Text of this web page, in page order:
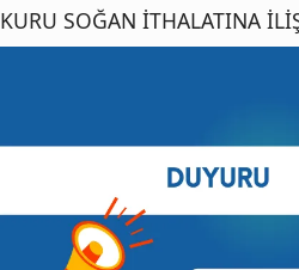
KURU SOĞAN İTHALATINA